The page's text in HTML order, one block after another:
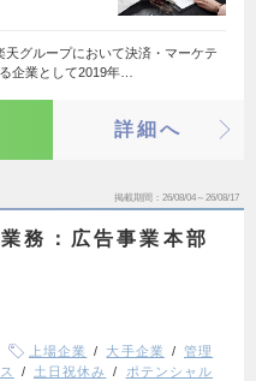
グループにおいて決済・マーケテ
企業として2019年…
詳細へ
掲載期間 26/08/04～26/08/17
務：広告事業本部
上場企業 大手企業
管理
土日祝休み
ポテンシャル